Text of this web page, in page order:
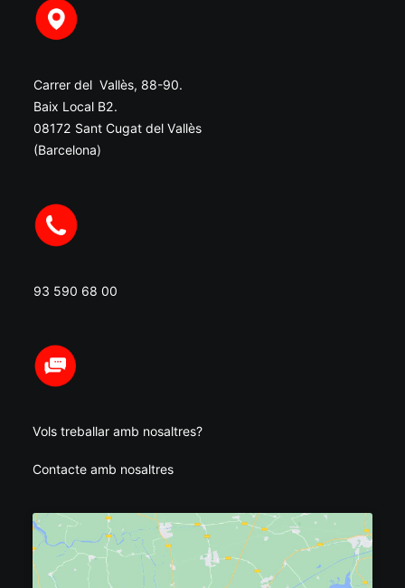
Carrer del Vallès, 88-90.
Baix Local B2.
08172 Sant Cugat del Vallès
(Barcelona)
93 590 68 00
Vols treballar amb nosaltres?
Contacte amb nosaltres